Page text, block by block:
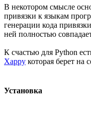
В некотором смысле
привязки к языкам
генерации кода
ней полностью
К счастью для Python
Xappy которая берет на
Установка